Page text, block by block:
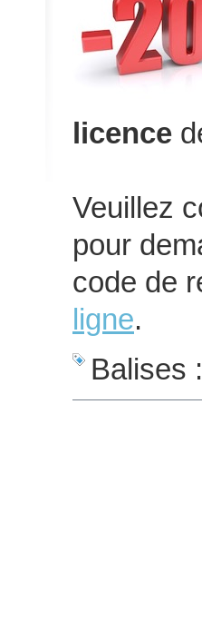
licence
Veuillez
pour
code de
ligne.
Balises